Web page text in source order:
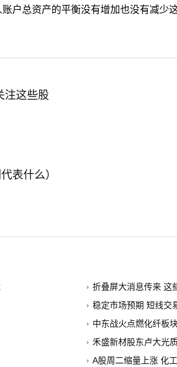
户总资产的平衡没有增加也没有减少
注这些股
表什么）
折叠屏大消息传来 这
稳定市场预期 短线交
中东战火点燃化纤板
禾盛新材股东卢大光
A股周二缩量上涨 化